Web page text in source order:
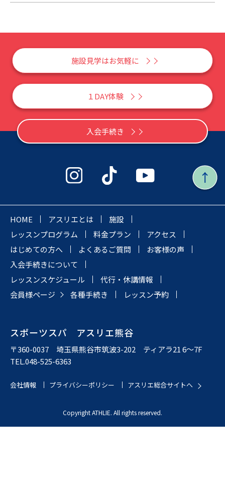
施設見学はお気軽に
１DAY体験
入会手続き
HOME アスリエとは
施設
レッスンプログラム
料金プラン
アクセス
はじめての方へ
よくあるご質問
お客様の声
入会手続きについて
レッスンスケジュール
代行・休講情報
会員様ページ
各種手続き レッスン予約
スポーツスパ アスリエ熊谷
〒360-0037 埼玉県熊谷市筑波3-202 ティアラ21 6〜7F
TEL.048-525-6363
会社情報 プライバシーポリシー アスリエ総合サイトへ
Copyright ATHLIE. All rights reserved.